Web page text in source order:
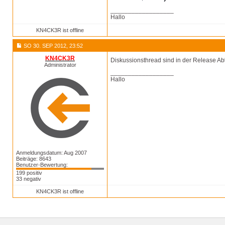
Hallo
KN4CK3R ist offline
SO 30. SEP 2012, 23:52
KN4CK3R
Administrator
Anmeldungsdatum: Aug 2007
Beiträge: 8643
Benutzer-Bewertung:
199 positiv
33 negativ
Diskussionsthread sind in der Release
Hallo
KN4CK3R ist offline